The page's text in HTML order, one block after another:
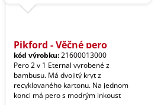
Pikford - Věčné pero
kód výrobku:21600013000
Pero 2 v 1 Eternal vyrobené z
bambusu. Má dvojitý kryt z
recyklovaného kartonu. Na jednom
konci má pero s modrým inkoust